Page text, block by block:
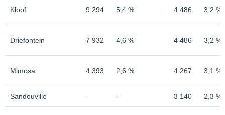
Kloof 9 294 5,4 % 4 486 3,2 %
Driefontein 7 932 4,6 % 4 486 3,2 %
Mimosa 4 393 2,6 % 4 267 3,1 %
Sandouville - - 3 140 2,3 %